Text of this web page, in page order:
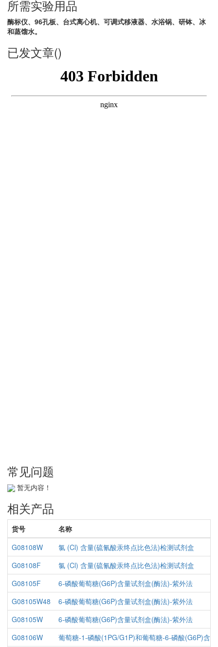
所需实验用品
酶标仪、96孔板、台式离心机、可调式移液器、水浴锅、研钵、冰
和蒸馏水。
已发文章()
常见问题
暂无内容！
相关产品
货号
名称
G08108W
氯 (Cl) 含量(硫氰酸汞终点比色法)检测试剂盒
G08108F
氯 (Cl) 含量(硫氰酸汞终点比色法)检测试剂盒
G08105F
6-磷酸葡萄糖(G6P)含量试剂盒(酶法)-紫外法
G08105W48
6-磷酸葡萄糖(G6P)含量试剂盒(酶法)-紫外法
G08105W
6-磷酸葡萄糖(G6P)含量试剂盒(酶法)-紫外法
G08106W
葡萄糖-1-磷酸(1PG/G1P)和葡萄糖-6-磷酸(G6P)含